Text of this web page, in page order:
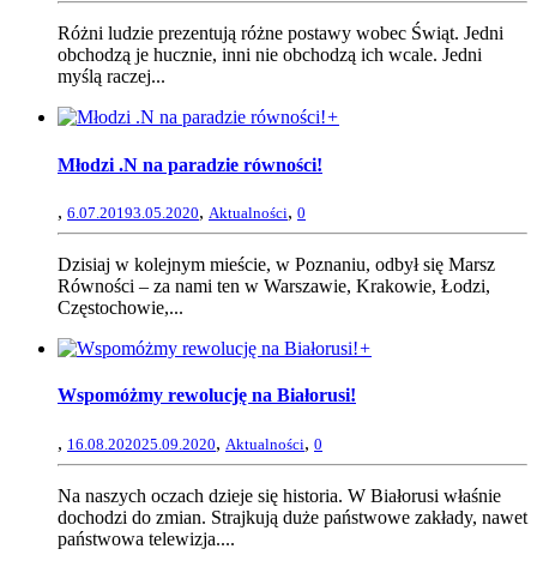
Różni ludzie prezentują różne postawy wobec Świąt. Jedni
obchodzą je hucznie, inni nie obchodzą ich wcale. Jedni
myślą raczej...
+
Młodzi .N na paradzie równości!
, 6.07.20193.05.2020, Aktualności, 0
Dzisiaj w kolejnym mieście, w Poznaniu, odbył się Marsz
Równości – za nami ten w Warszawie, Krakowie, Łodzi,
Częstochowie,...
+
Wspomóżmy rewolucję na Białorusi!
, 16.08.202025.09.2020, Aktualności, 0
Na naszych oczach dzieje się historia. W Białorusi właśnie
dochodzi do zmian. Strajkują duże państwowe zakłady, nawet
państwowa telewizja....